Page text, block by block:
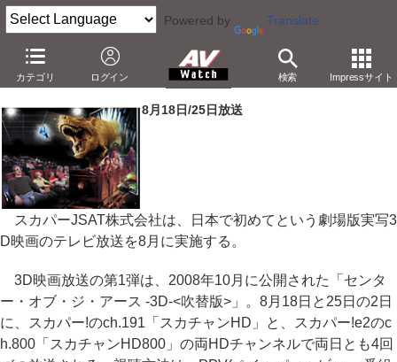
Powered by Translate
カテゴリ ログイン 検索 Impressサイト
スカパー!、8月に日本初の実写映画3D放送
－「センター・オブ・ジ・アース」をPPVで放送
8月18日/25日放送
スカパーJSAT株式会社は、日本で初めてという劇場版実写3
D映画のテレビ放送を8月に実施する。
3D映画放送の第1弾は、2008年10月に公開された「センタ
ー・オブ・ジ・アース -3D-<吹替版>」。8月18日と25日の2日
に、スカパー!のch.191「スカチャンHD」と、スカパー!e2のc
h.800「スカチャンHD800」の両HDチャンネルで両日とも4回